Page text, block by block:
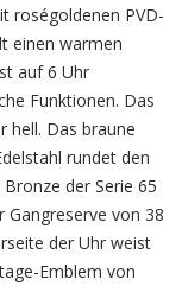
roségoldenen PVD-
einen warmen
auf 6 Uhr
Funktionen. Das
hell. Das braune
rundet den
der Serie 65
von 38
der Uhr weist
Emblem von